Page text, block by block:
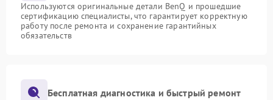
Используются оригинальные детали BenQ и прошедшие
сертификацию специалисты, что гарантирует корректную
работу после ремонта и сохранение гарантийных
обязательств
Бесплатная диагностика и быстрый ремонт